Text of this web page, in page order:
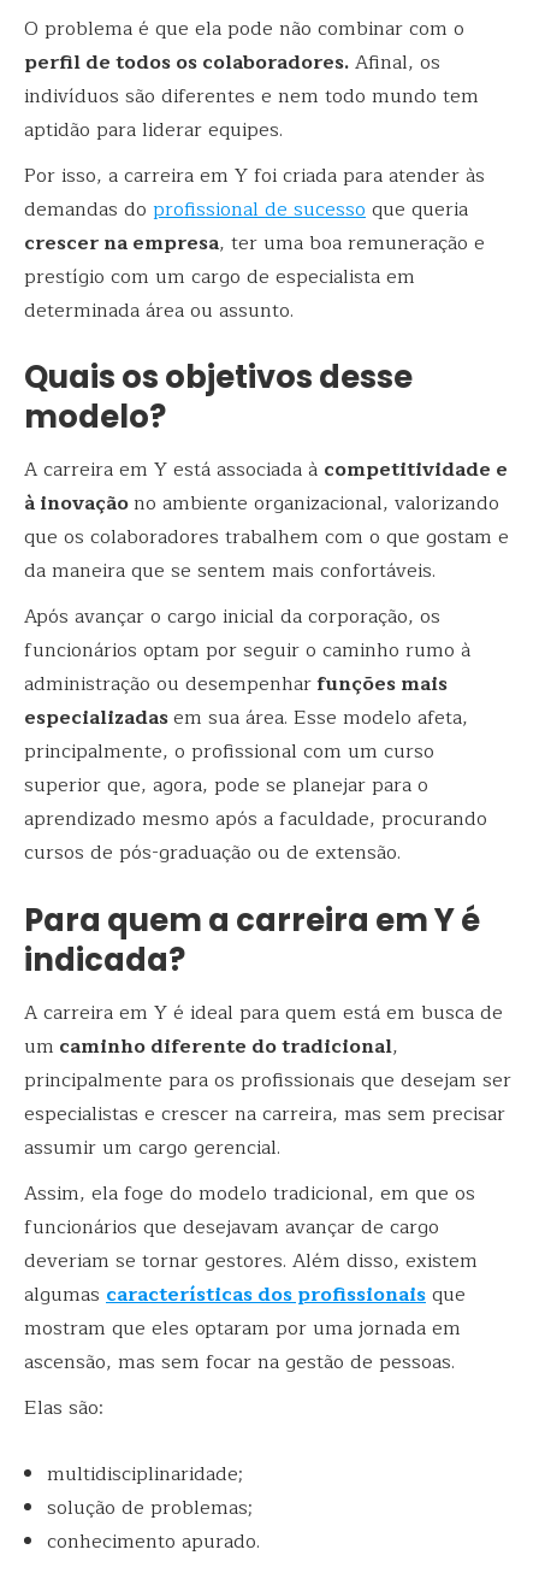
O problema é que ela pode não combinar com o
perfil de todos os colaboradores.Afinal, os
indivíduos são diferentes e nem todo mundo tem
aptidão para liderar equipes.
Por isso, a carreira em Y foi criada para atender às
demandas do profissional de sucessoque queria
crescer na empresa, ter uma boa remuneração e
prestígio com um cargo de especialista em
determinada área ou assunto.
Quais os objetivos desse
modelo?
A carreira em Y está associada à competitividade e
à inovaçãono ambiente organizacional, valorizando
que os colaboradores trabalhem com o que gostam e
da maneira que se sentem mais confortáveis.
Após avançar o cargo inicial da corporação, os
funcionários optam por seguir o caminho rumo à
administração ou desempenharfunções mais
especializadasem sua área. Esse modelo afeta,
principalmente, o profissional com um curso
superior que, agora, pode se planejar para o
aprendizado mesmo após a faculdade, procurando
cursos de pós-graduação ou de extensão.
Para quem a carreira em Y é
indicada?
A carreira em Y é ideal para quem está em busca de
um caminho diferente do tradicional,
principalmente para os profissionais que desejam ser
especialistas e crescer na carreira, mas sem precisar
assumir um cargo gerencial.
Assim, ela foge do modelo tradicional, em que os
funcionários que desejavam avançar de cargo
deveriam se tornar gestores. Além disso, existem
algumas características dos profissionaisque
mostram que eles optaram por uma jornada em
ascensão, mas sem focar na gestão de pessoas.
Elas são:
multidisciplinaridade;
solução de problemas;
conhecimento apurado.